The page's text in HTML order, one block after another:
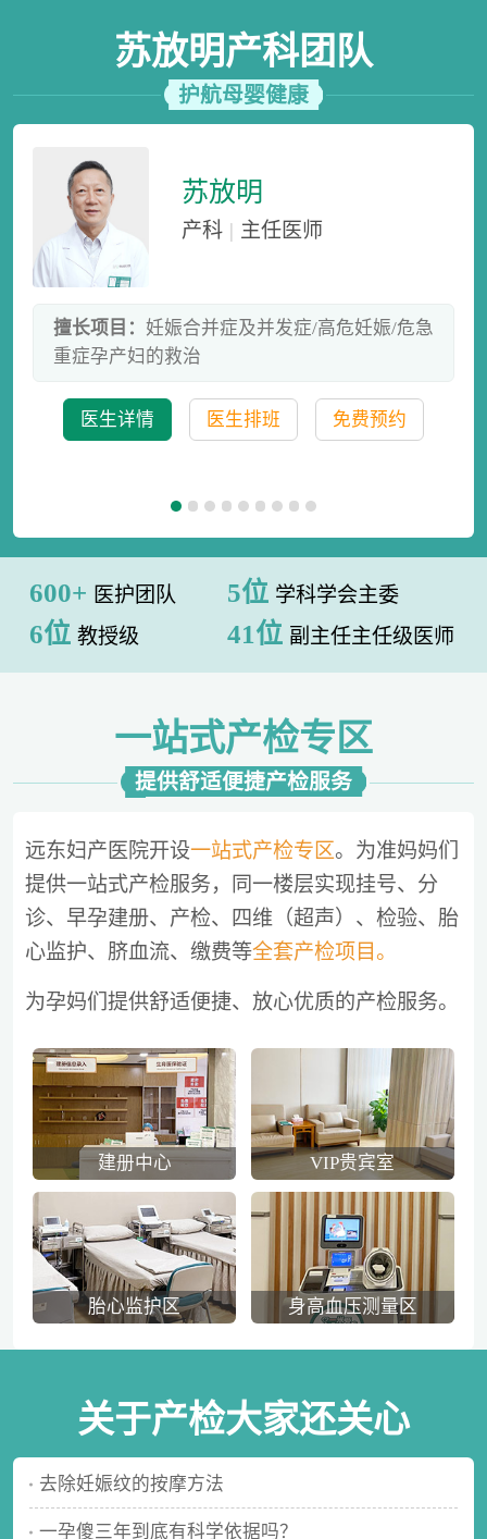
苏放明产科团队
护航母婴健康
苏放明
产科 | 主任医师
擅长项目： 妊娠合并症及并发症/高危妊娠/危急
重症孕产妇的救治
医生详情 医生排班 免费预约
600+ 医护团队 5位 学科学会主委
6位 教授级 41位 副主任主任级医师
一站式产检专区
提供舒适便捷产检服务
远东妇产医院开设一站式产检专区。为准妈妈们
提供一站式产检服务，同一楼层实现挂号、分
诊、早孕建册、产检、四维（超声）、检验、胎
心监护、脐血流、缴费等全套产检项目。
为孕妈们提供舒适便捷、放心优质的产检服务。
建册中心 VIP贵宾室
胎心监护区 身高血压测量区
关于产检大家还关心
去除妊娠纹的按摩方法
一孕傻三年到底有科学依据吗？